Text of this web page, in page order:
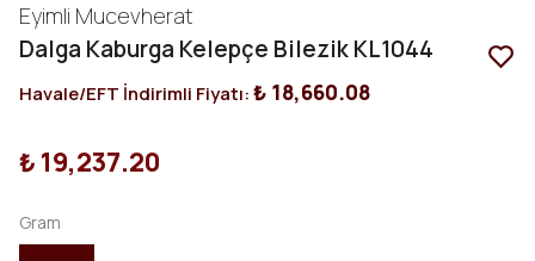
Eyimli Mucevherat
Dalga Kaburga Kelepçe Bilezik KL1044
Havale/EFT İndirimli Fiyatı:₺ 18,660.08
₺ 19,237.20
Gram